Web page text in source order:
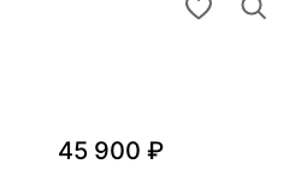
45 900 ₽